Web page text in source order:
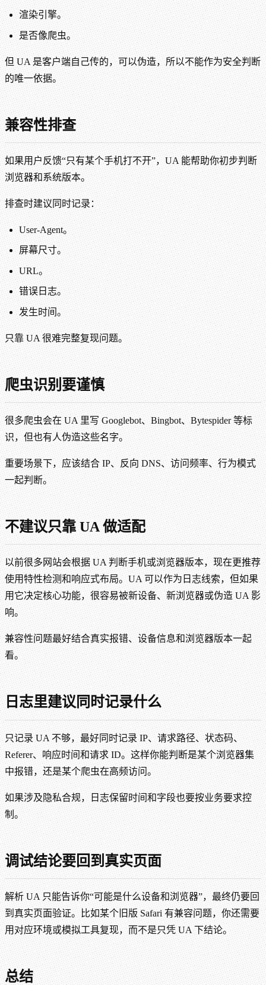
渲染引擎。
是否像爬虫。
但 UA 是客户端自己传的，可以伪造，所以不能作为安全判断
的唯一依据。
兼容性排查
如果用户反馈“只有某个手机打不开”，UA 能帮助你初步判断
浏览器和系统版本。
排查时建议同时记录：
User-Agent。
屏幕尺寸。
URL。
错误日志。
发生时间。
只靠 UA 很难完整复现问题。
爬虫识别要谨慎
很多爬虫会在 UA 里写 Googlebot、Bingbot、Bytespider 等标
识，但也有人伪造这些名字。
重要场景下，应该结合 IP、反向 DNS、访问频率、行为模式
一起判断。
不建议只靠 UA 做适配
以前很多网站会根据 UA 判断手机或浏览器版本，现在更推荐
使用特性检测和响应式布局。UA 可以作为日志线索，但如果
用它决定核心功能，很容易被新设备、新浏览器或伪造 UA 影
响。
兼容性问题最好结合真实报错、设备信息和浏览器版本一起
看。
日志里建议同时记录什么
只记录 UA 不够，最好同时记录 IP、请求路径、状态码、
Referer、响应时间和请求 ID。这样你能判断是某个浏览器集
中报错，还是某个爬虫在高频访问。
如果涉及隐私合规，日志保留时间和字段也要按业务要求控
制。
调试结论要回到真实页面
解析 UA 只能告诉你“可能是什么设备和浏览器”，最终仍要回
到真实页面验证。比如某个旧版 Safari 有兼容问题，你还需要
用对应环境或模拟工具复现，而不是只凭 UA 下结论。
总结